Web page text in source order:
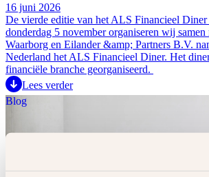
16 juni 2026
De vierde editie van het ALS Financieel
donderdag 5 november organiseren wij
Waarborg en Eilander &amp; Partners B.V.
Nederland het ALS Financieel Diner. Het
financiële branche georganiseerd.
Lees verder
Blog